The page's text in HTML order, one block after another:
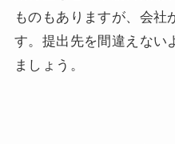
ものもありますが、会社
す。提出先を間違えない
ましょう。